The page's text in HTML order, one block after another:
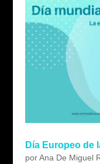
Día Europeo de
porAna De Miguel